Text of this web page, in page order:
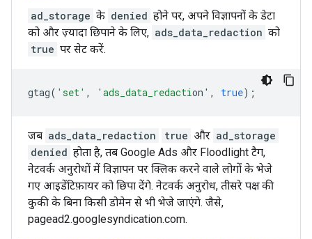
ad_storage के denied होने पर, अपने विज्ञापनों के डेटा
को और ज़्यादा छिपाने के लिए, ads_data_redaction को
true पर सेट करें.
gtag( 'set' , 'ads_data_redaction' , true);
जब ads_data_redaction true और ad_storage
denied होता है, तब Google Ads और Floodlight टैग,
नेटवर्क अनुरोधों में विज्ञापन पर क्लिक करने वाले लोगों के भेजे
गए आइडेंटिफ़ायर को छिपा देंगे. नेटवर्क अनुरोध, तीसरे पक्ष की
कुकी के बिना किसी डोमेन से भी भेजे जाएंगे. जैसे,
pagead2.googlesyndication.com.